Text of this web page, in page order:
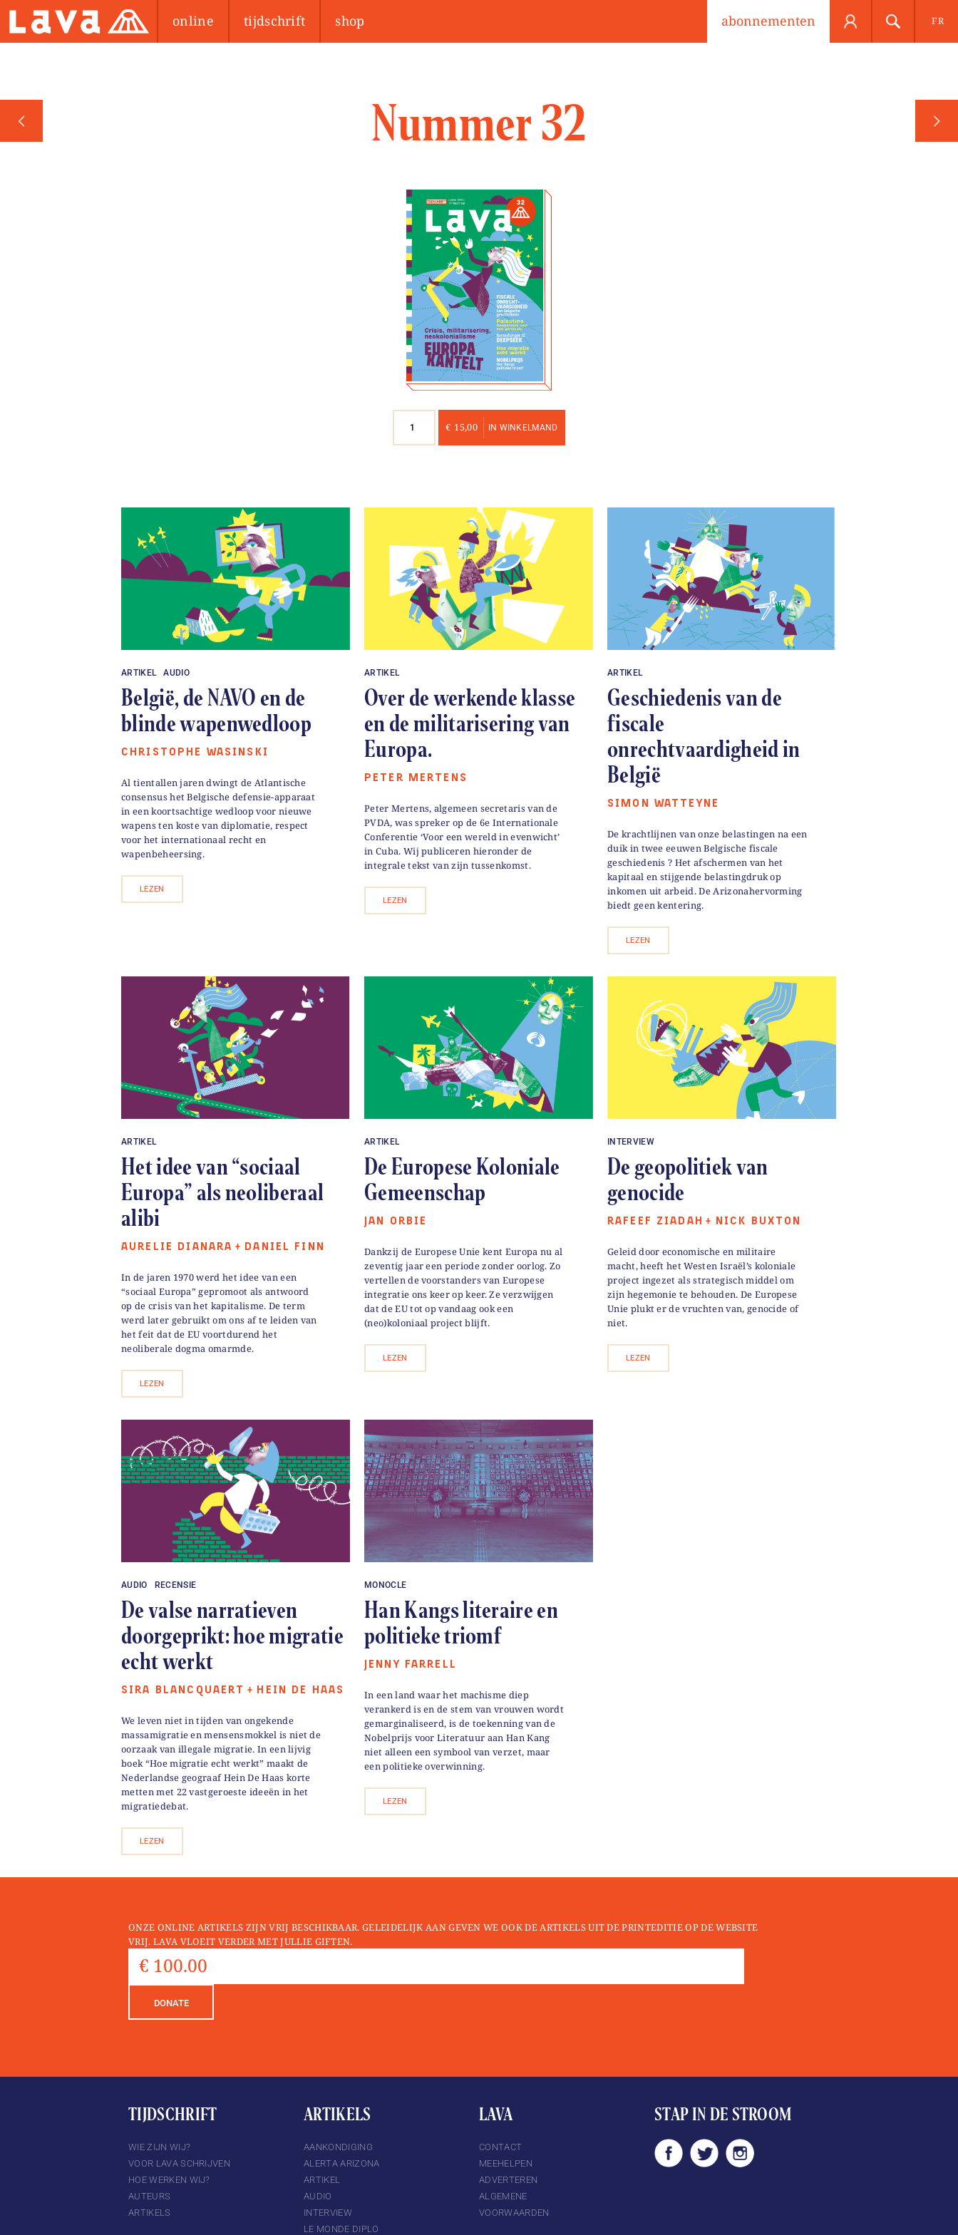
FR
online tijdschrift shop abonnementen
Nummer 32
aantal
€ 15,00 IN WINKELMAND
ARTIKEL AUDIO
België, de NAVO en de
blinde wapenwedloop
CHRISTOPHE WASINSKI
Al tientallen jaren dwingt de Atlantische
consensus het Belgische defensie-apparaat
in een koortsachtige wedloop voor nieuwe
wapens ten koste van diplomatie, respect
voor het internationaal recht en
wapenbeheersing.
LEZEN
ARTIKEL
Over de werkende klasse
en de militarisering van
Europa.
PETER MERTENS
Peter Mertens, algemeen secretaris van de
PVDA, was spreker op de 6e Internationale
Conferentie ‘Voor een wereld in evenwicht’
in Cuba. Wij publiceren hieronder de
integrale tekst van zijn tussenkomst.
LEZEN
ARTIKEL
Geschiedenis van de
fiscale
onrechtvaardigheid in
België
SIMON WATTEYNE
De krachtlijnen van onze belastingen na een
duik in twee eeuwen Belgische fiscale
geschiedenis ? Het afschermen van het
kapitaal en stijgende belastingdruk op
inkomen uit arbeid. De Arizonahervorming
biedt geen kentering.
LEZEN
ARTIKEL
Het idee van “sociaal
Europa” als neoliberaal
alibi
AURELIE DIANARA + DANIEL FINN
In de jaren 1970 werd het idee van een
“sociaal Europa” gepromoot als antwoord
op de crisis van het kapitalisme. De term
werd later gebruikt om ons af te leiden van
het feit dat de EU voortdurend het
neoliberale dogma omarmde.
LEZEN
ARTIKEL
De Europese Koloniale
Gemeenschap
JAN ORBIE
Dankzij de Europese Unie kent Europa nu al
zeventig jaar een periode zonder oorlog. Zo
vertellen de voorstanders van Europese
integratie ons keer op keer. Ze verzwijgen
dat de EU tot op vandaag ook een
(neo)koloniaal project blijft.
LEZEN
INTERVIEW
De geopolitiek van
genocide
RAFEEF ZIADAH + NICK BUXTON
Geleid door economische en militaire
macht, heeft het Westen Israël’s koloniale
project ingezet als strategisch middel om
zijn hegemonie te behouden. De Europese
Unie plukt er de vruchten van, genocide of
niet.
LEZEN
AUDIO RECENSIE
De valse narratieven
doorgeprikt: hoe migratie
echt werkt
SIRA BLANCQUAERT + HEIN DE HAAS
We leven niet in tijden van ongekende
massamigratie en mensensmokkel is niet de
oorzaak van illegale migratie. In een lijvig
boek “Hoe migratie echt werkt” maakt de
Nederlandse geograaf Hein De Haas korte
metten met 22 vastgeroeste ideeën in het
migratiedebat.
LEZEN
MONOCLE
Han Kangs literaire en
politieke triomf
JENNY FARRELL
In een land waar het machisme diep
verankerd is en de stem van vrouwen wordt
gemarginaliseerd, is de toekenning van de
Nobelprijs voor Literatuur aan Han Kang
niet alleen een symbool van verzet, maar
een politieke overwinning.
LEZEN
ONZE ONLINE ARTIKELS ZIJN VRIJ BESCHIKBAAR. GELEIDELIJK AAN GEVEN WE OOK DE ARTIKELS UIT DE PRINTEDITIE OP DE WEBSITE
VRIJ. LAVA VLOEIT VERDER MET JULLIE GIFTEN.
DONATE
TIJDSCHRIFT
WIE ZIJN WIJ?
VOOR LAVA SCHRIJVEN
HOE WERKEN WIJ?
AUTEURS
ARTIKELS
ARTIKELS
AANKONDIGING
ALERTA ARIZONA
ARTIKEL
AUDIO
INTERVIEW
LE MONDE DIPLO
LAVA
CONTACT
MEEHELPEN
ADVERTEREN
ALGEMENE
VOORWAARDEN
STAP IN DE STROOM